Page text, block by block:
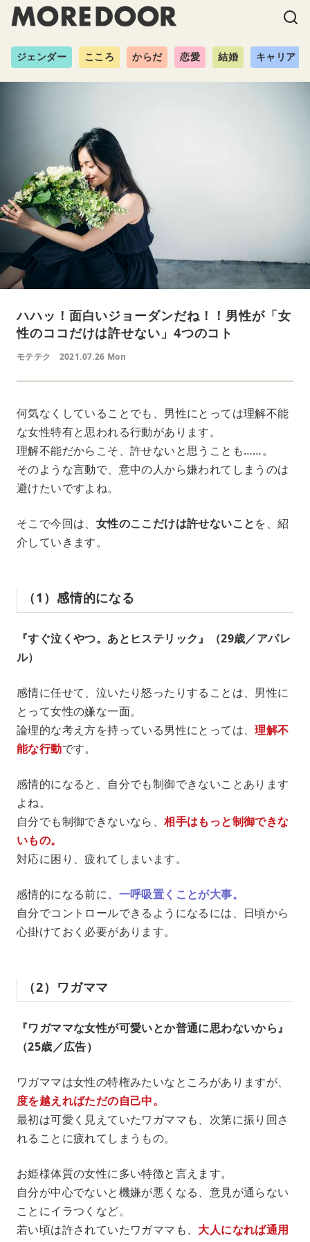
ジェンダー こころ からだ 恋愛 結婚 キャリア
ハハッ！面白いジョーダンだね！！男性が「女
性のココだけは許せない」4つのコト
モテテク 2021.07.26 Mon
何気なくしていることでも、男性にとっては理解不能
な女性特有と思われる行動があります。
理解不能だからこそ、許せないと思うことも……。
そのような言動で、意中の人から嫌われてしまうのは
避けたいですよね。
そこで今回は、 女性のここだけは許せないことを、紹
介していきます。
（1）感情的になる
『すぐ泣くやつ。あとヒステリック』（29歳／アパレ
ル）
感情に任せて、泣いたり怒ったりすることは、男性に
とって女性の嫌な一面。
論理的な考え方を持っている男性にとっては、理解不
能な行動です。
感情的になると、自分でも制御できないことあります
よね。
自分でも制御できないなら、相手はもっと制御できな
いもの。
対応に困り、疲れてしまいます。
感情的になる前に、一呼吸置くことが大事。
自分でコントロールできるようになるには、日頃から
心掛けておく必要があります。
（2）ワガママ
『ワガママな女性が可愛いとか普通に思わないから』
（25歳／広告）
ワガママは女性の特権みたいなところがありますが、
度を越えればただの自己中。
最初は可愛く見えていたワガママも、次第に振り回さ
れることに疲れてしまうもの。
お姫様体質の女性に多い特徴と言えます。
自分が中心でないと機嫌が悪くなる、意見が通らない
ことにイラつくなど。
若い頃は許されていたワガママも、 大人になれば通用